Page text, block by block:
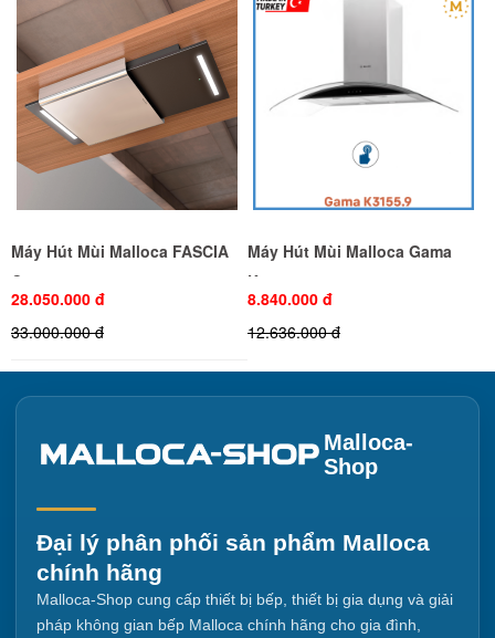
Máy Hút Mùi Malloca FASCIA
C-90
28.050.000 đ
33.000.000 đ
Máy Hút Mùi Malloca Gama
K3155.9
8.840.000 đ
12.636.000 đ
Malloca-
Shop
Đại lý phân phối sản phẩm Malloca
chính hãng
Malloca-Shop cung cấp thiết bị bếp, thiết bị gia dụng và giải
pháp không gian bếp Malloca chính hãng cho gia đình,